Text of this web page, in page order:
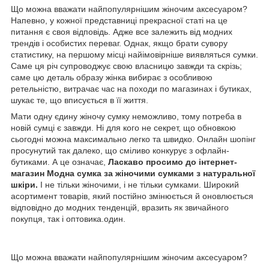
Що можна вважати найпопулярнішим жіночим аксесуаром?
Напевно, у кожної представниці прекрасної статі на це
питання є своя відповідь. Адже все залежить від модних
трендів і особистих переваг. Однак, якщо брати сувору
статистику, на першому місці найімовірніше виявляться сумки.
Саме ця річ супроводжує свою власницю завжди та скрізь;
саме цю деталь образу жінка вибирає з особливою
ретельністю, витрачає час на походи по магазинах і бутиках,
шукає те, що вписується в її життя.
Мати одну єдину жіночу сумку неможливо, тому потреба в
новій сумці є завжди. Ні для кого не секрет, що обновкою
сьогодні можна максимально легко та швидко. Онлайн шопінг
просунутий так далеко, що сміливо конкурує з офлайн-
бутиками. А це означає, Ласкаво просимо до інтернет-
магазин Модна сумка за жіночими сумками з натуральної
шкіри. І не тільки жіночими, і не тільки сумками. Широкий
асортимент товарів, який постійно змінюється й оновлюється
відповідно до модних тенденцій, вразить як звичайного
покупця, так і оптовика.один.
Що можна вважати найпопулярнішим жіночим аксесуаром?